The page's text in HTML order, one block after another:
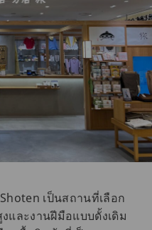
เป็นสถานที่เลือก
ละงานฝีมือแบบดั้งเดิม